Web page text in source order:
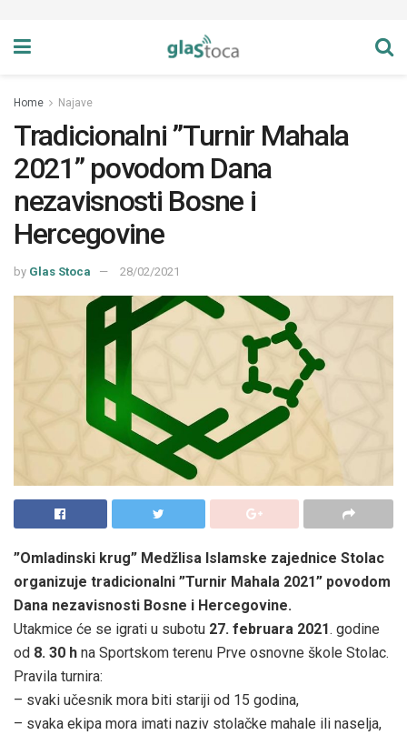
Home Najave
Tradicionalni ”Turnir Mahala
2021” povodom Dana
nezavisnosti Bosne i
Hercegovine
by Glas Stoca 28/02/2021
”Omladinski krug” Medžlisa Islamske zajednice Stolac
organizuje tradicionalni ”Turnir Mahala 2021” povodom
Dana nezavisnosti Bosne i Hercegovine.
Utakmice će se igrati u subotu 27. februara 2021. godine
od 8. 30 h na Sportskom terenu Prve osnovne škole Stolac.
Pravila turnira:
– svaki učesnik mora biti stariji od 15 godina,
– svaka ekipa mora imati naziv stolačke mahale ili naselja,